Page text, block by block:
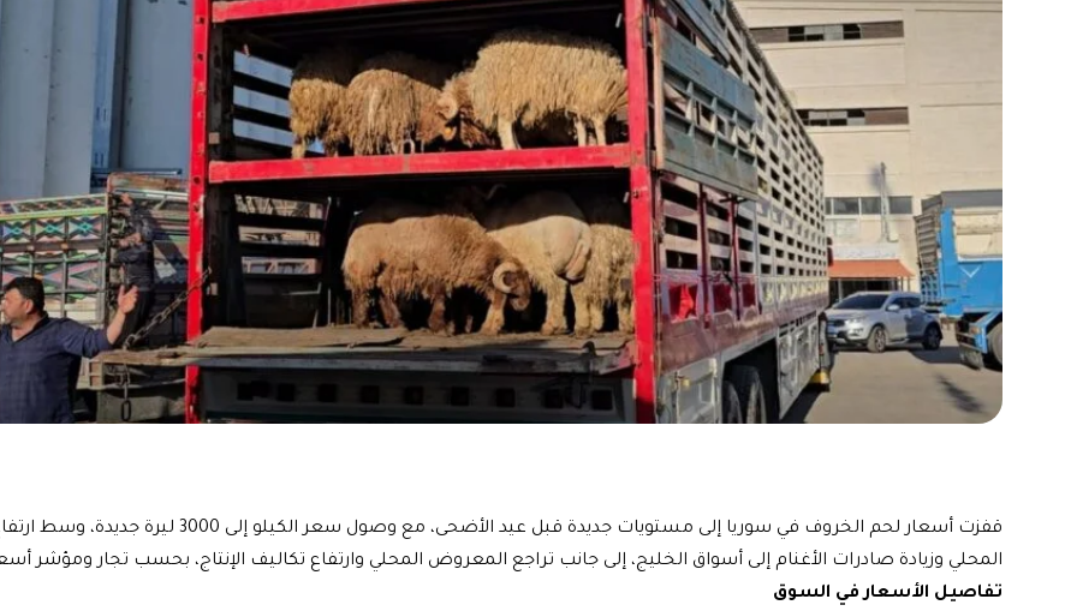
قفزت أسعار لحم الخروف في سوريا إلى مستويات جديدة قبل عيد الأضحى، مع وصول سعر الكيلو
المحلي وزيادة صادرات الأغنام إلى أسواق الخليج، إلى جانب تراجع المعروض المحلي وارتفاع تكاليف الإنتاج، بحسب تجار ومؤشر
تفاصيل الأسعار في السوق